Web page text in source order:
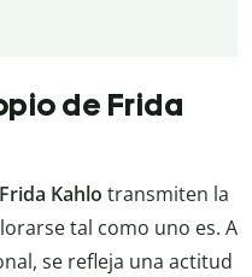
de Frida
Kahlo transmiten la
tal como uno es. A
se refleja una actitud